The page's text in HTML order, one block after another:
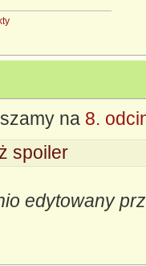
na 8.
spoiler
edytowany